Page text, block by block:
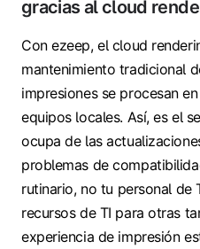
gracias al cloud
Con ezeep, el cloud
mantenimiento tradicional
impresiones se procesan
equipos locales. Así, es el
ocupa de las
problemas de
rutinario, no tu personal de
recursos de TI para otras
experiencia de impresión